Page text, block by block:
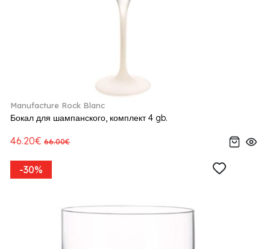
Manufacture Rock Blanc
Бокал для шампанского, комплект 4 gb.
46.20€ 66.00€
-30%